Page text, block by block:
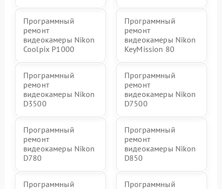
Программный
ремонт
видеокамеры Nikon
Coolpix P1000
Программный
ремонт
видеокамеры Nikon
KeyMission 80
Программный
ремонт
видеокамеры Nikon
D3500
Программный
ремонт
видеокамеры Nikon
D7500
Программный
ремонт
видеокамеры Nikon
D780
Программный
ремонт
видеокамеры Nikon
D850
Программный
Программный